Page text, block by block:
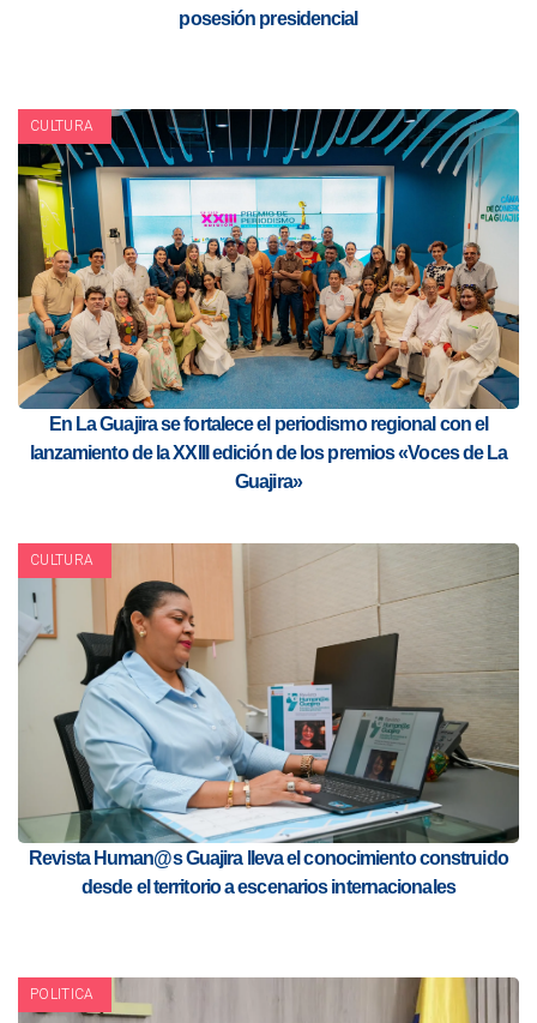
posesión presidencial
CULTURA
En La Guajira se fortalece el periodismo regional con el
lanzamiento de la XXIII edición de los premios «Voces de La
Guajira»
CULTURA
Revista Human@s Guajira lleva el conocimiento construido
desde el territorio a escenarios internacionales
POLITICA